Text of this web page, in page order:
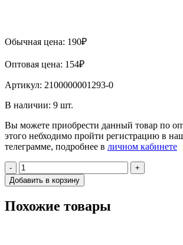
Обычная цена: 190₽
Оптовая цена: 154₽
Артикул: 2100000001293-0
В наличии: 9 шт.
Вы можете приобрести данный товар по
этого небходимо пройти регистрацию в
телеграмме, подробнее в личном кабинете
-
+
Добавить в корзину
Похожие товары